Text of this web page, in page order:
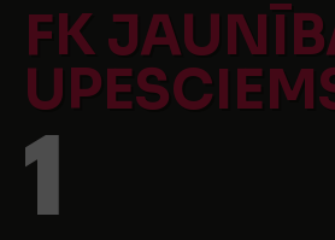
FK
1